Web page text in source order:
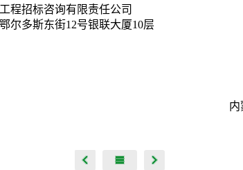
程招标咨询有限责任公司
尔多斯东街12号银联大厦10层
内